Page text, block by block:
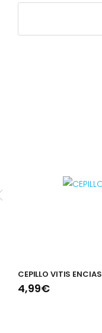
CEPILLO VITIS ENCIAS
4,99€